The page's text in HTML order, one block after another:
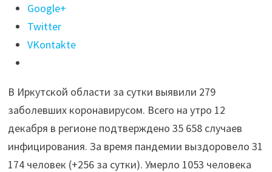
"279
случаев
COVID
выявили
Иркутской
области
за
сутки"
Google+
Twitter
VKontakte
В Иркутской области за сутки выявили 279
заболевших коронавирусом. Всего на утро 12
декабря в регионе подтверждено 35 658 случаев
инфицирования. За время пандемии выздоровело 31
174 человек (+256 за сутки). Умерло 1053 человека